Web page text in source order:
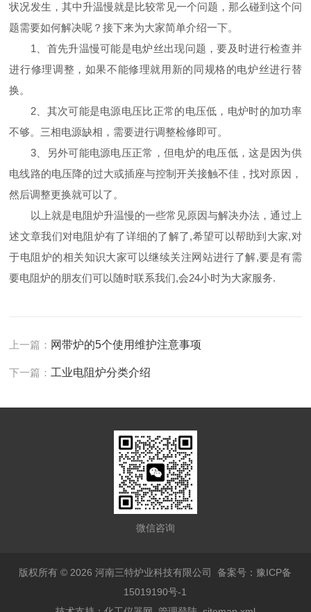
状况发生，其中升温慢就是比较常见一个问题，那么碰到这个问
题需要如何解决呢？接下来为大家简单介绍一下。
1、首先升温慢可能是电炉丝出现问题，要及时进行检查并
进行修理调整，如果不能修理就用新的同规格的电炉丝进行替
换。
2、其次可能是电源电压比正常的电压低，电炉时的加功率
不够。三相电源缺相，需要进行调整检修即可。
3、另外可能电源电压正常，但电炉的电压低，这是因为供
电线路的电压降的过大或插座与控制开关接触不佳，找对原因，
然后调整更换就可以了。
以上就是电阻炉升温慢的一些常见原因与解决办法，通过上
述文章我们对电阻炉有了详细的了解了,希望可以帮助到大家,对
于电阻炉的相关知识大家可以继续关注网站进行了解,要是有需
要电阻炉的朋友们可以随时联系我们,会24小时为大家服务.
上一篇： 网带炉的5个使用维护注意事项
下一篇： 工业电阻炉分类介绍
微信咨询
版权所有 © 2026 河南三特炉业科技有限公司备案号：豫ICP备
15019190号-1